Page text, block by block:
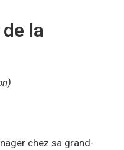
la
chez sa grand-